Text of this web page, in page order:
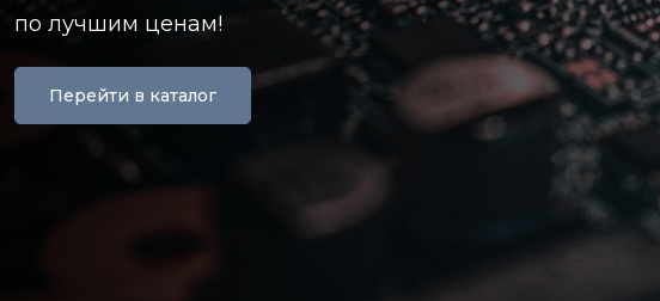
по лучшим ценам!
Перейти в каталог